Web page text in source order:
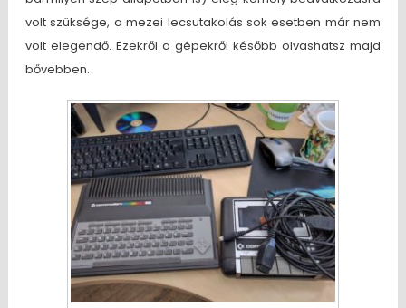
volt szüksége, a mezei lecsutakolás sok esetben már nem
volt elegendő. Ezekről a gépekről később olvashatsz majd
bővebben.